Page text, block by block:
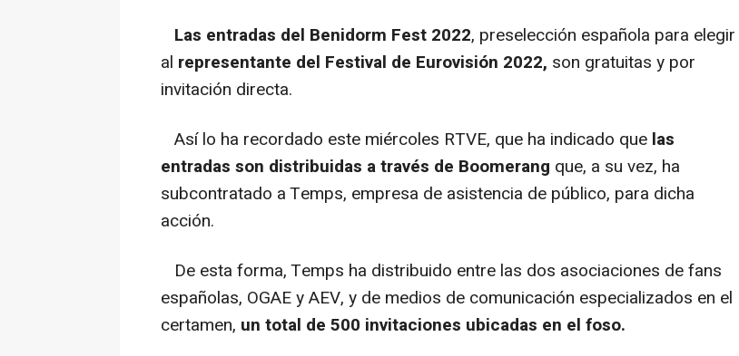
Las entradas del Benidorm Fest 2022, preselección española para elegir
al representante del Festival de Eurovisión 2022, son gratuitas y por
invitación directa.
Así lo ha recordado este miércoles RTVE, que ha indicado que las
entradas son distribuidas a través de Boomerang que, a su vez, ha
subcontratado a Temps, empresa de asistencia de público, para dicha
acción.
De esta forma, Temps ha distribuido entre las dos asociaciones de fans
españolas, OGAE y AEV, y de medios de comunicación especializados en el
certamen, un total de 500 invitaciones ubicadas en el foso.